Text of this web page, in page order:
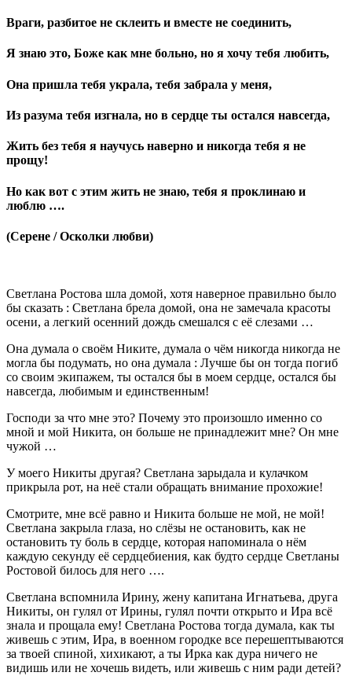
Враги, разбитое не склеить и вместе не соединить,
Я знаю это, Боже как мне больно, но я хочу тебя любить,
Она пришла тебя украла, тебя забрала у меня,
Из разума тебя изгнала, но в сердце ты остался навсегда,
Жить без тебя я научусь наверно и никогда тебя я не
прощу!
Но как вот с этим жить не знаю, тебя я проклинаю и
люблю ….
(Серене / Осколки любви)
Светлана Ростова шла домой, хотя наверное правильно было
бы сказать : Светлана брела домой, она не замечала красоты
осени, а легкий осенний дождь смешался с её слезами …
Она думала о своём Никите, думала о чём никогда никогда не
могла бы подумать, но она думала : Лучше бы он тогда погиб
со своим экипажем, ты остался бы в моем сердце, остался бы
навсегда, любимым и единственным!
Господи за что мне это? Почему это произошло именно со
мной и мой Никита, он больше не принадлежит мне? Он мне
чужой …
У моего Никиты другая? Светлана зарыдала и кулачком
прикрыла рот, на неё стали обращать внимание прохожие!
Смотрите, мне всё равно и Никита больше не мой, не мой!
Светлана закрыла глаза, но слёзы не остановить, как не
остановить ту боль в сердце, которая напоминала о нём
каждую секунду её сердцебиения, как будто сердце Светланы
Ростовой билось для него ….
Светлана вспомнила Ирину, жену капитана Игнатьева, друга
Никиты, он гулял от Ирины, гулял почти открыто и Ира всё
знала и прощала ему! Светлана Ростова тогда думала, как ты
живешь с этим, Ира, в военном городке все перешептываются
за твоей спиной, хихикают, а ты Ирка как дура ничего не
видишь или не хочешь видеть, или живешь с ним ради детей?